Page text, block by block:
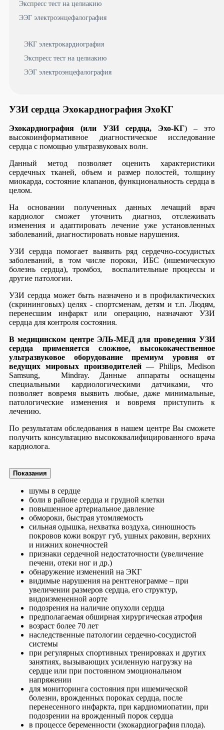
Экспресс тест на целиакию
ЭЭГ электроэнцефалография
ЭКГ электрокардиография
Экспресс тест на целиакию
ЭЭГ электроэнцефалография
УЗИ сердца Эхокардиография ЭхоКГ
Эхокардиография (или УЗИ сердца, Эхо-КГ) – это
высокоинформативное диагностическое исследование
сердца с помощью ультразвуковых волн.
Данный метод позволяет оценить характеристики
сердечных тканей, объем и размер полостей, толщину
миокарда, состояние клапанов, функциональность сердца в
целом.
На основании полученных данных лечащий врач
кардиолог сможет уточнить диагноз, отслеживать
изменения и адаптировать лечение уже установленных
заболеваний, диагностировать новые нарушения.
УЗИ сердца помогает выявить ряд сердечно-сосудистых
заболеваний, в том числе пороки, ИБС (ишемическую
болезнь сердца), тромбоз, воспалительные процессы и
другие патологии.
УЗИ сердца может быть назначено и в профилактических
(скрининговых) целях - спортсменам, детям и т.п. Людям,
перенесшим инфаркт или операцию, назначают УЗИ
сердца для контроля состояния.
В медицинском центре ЭЛЬ-МЕД для проведения УЗИ
сердца применяется сложное, высококачественное
ультразвуковое оборудование премиум уровня от
ведущих мировых производителей— Philips, Medison
Samsung, Mindray. Данные аппараты оснащены
специальными кардиологическими датчиками, что
позволяет вовремя выявить любые, даже минимальные,
патологические изменения и вовремя приступить к
лечению.
По результатам обследования в нашем центре Вы сможете
получить консультацию высококвалифицированного врача
кардиолога.
Показания
шумы в сердце
боли в районе сердца и грудной клетки
повышенное артериальное давление
обмороки, быстрая утомляемость
сильная одышка, нехватка воздуха, синюшность
покровов кожи вокруг губ, ушных раковин, верхних
и нижних конечностей
признаки сердечной недостаточности (увеличение
печени, отеки ног и др.)
обнаружение изменений на ЭКГ
видимые нарушения на рентгенограмме – при
увеличении размеров сердца, его структур,
видоизмененной аорте
подозрения на наличие опухоли сердца
предполагаемая обширная хирургическая атрофия
возраст более 70 лет
наследственные патологии сердечно-сосудистой
системы
при регулярных спортивных тренировках и других
занятиях, вызывающих усиленную нагрузку на
сердце или при постоянном эмоциональном
напряжении
для мониторинга состояния при ишемической
болезни, врожденных пороках сердца, после
перенесенного инфаркта, при кардиомиопатии, при
подозрении на врожденный порок сердца
в процессе беременности (эхокардиография плода).